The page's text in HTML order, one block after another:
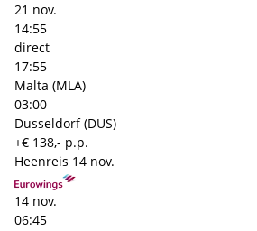
21 nov.
14:55
direct
17:55
Malta (MLA)
03:00
Dusseldorf (DUS)
+€ 138,- p.p.
Heenreis 14 nov.
14 nov.
06:45